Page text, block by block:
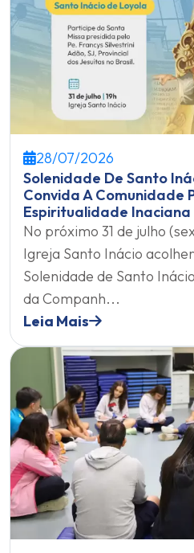
28/07/2026
Solenidade De Santo
Convida A Comunidade
Espiritualidade Inaciana
No próximo 31 de julho
Igreja Santo Inácio
Solenidade de Santo
da Companh...
Leia Mais